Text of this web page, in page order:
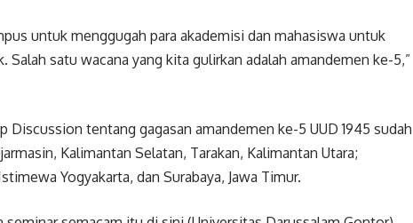
untuk menggugah para akademisi dan mahasiswa untuk
satu wacana yang kita gulirkan adalah amandemen ke-5,”
Discussion tentang gagasan amandemen ke-5 UUD 1945 sudah
Kalimantan Selatan, Tarakan, Kalimantan Utara;
Yogyakarta, dan Surabaya, Jawa Timur.